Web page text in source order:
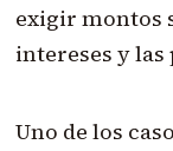
exigir montos
intereses y
Uno de los